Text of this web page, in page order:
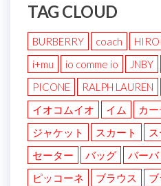
TAG CLOUD
BURBERRY coach
i+mu
io comme io JNBY
PICONE
RALPH LAUREN
イオコムイオ
イム カ
ジャケット
スカート
セーター
バッグ バーバ
ピッコーネ
ブラウス